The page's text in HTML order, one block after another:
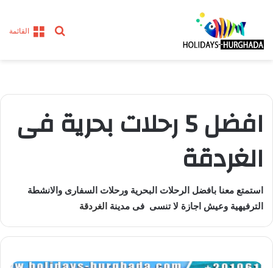
القائمة
بحث
افضل 5 رحلات بحرية فى
الغردقة
استمتع معنا بافضل الرحلات البحرية ورحلات السفارى والانشطة
الترفيهية وعيش اجازة لا تنسى فى مدينة الغردقة